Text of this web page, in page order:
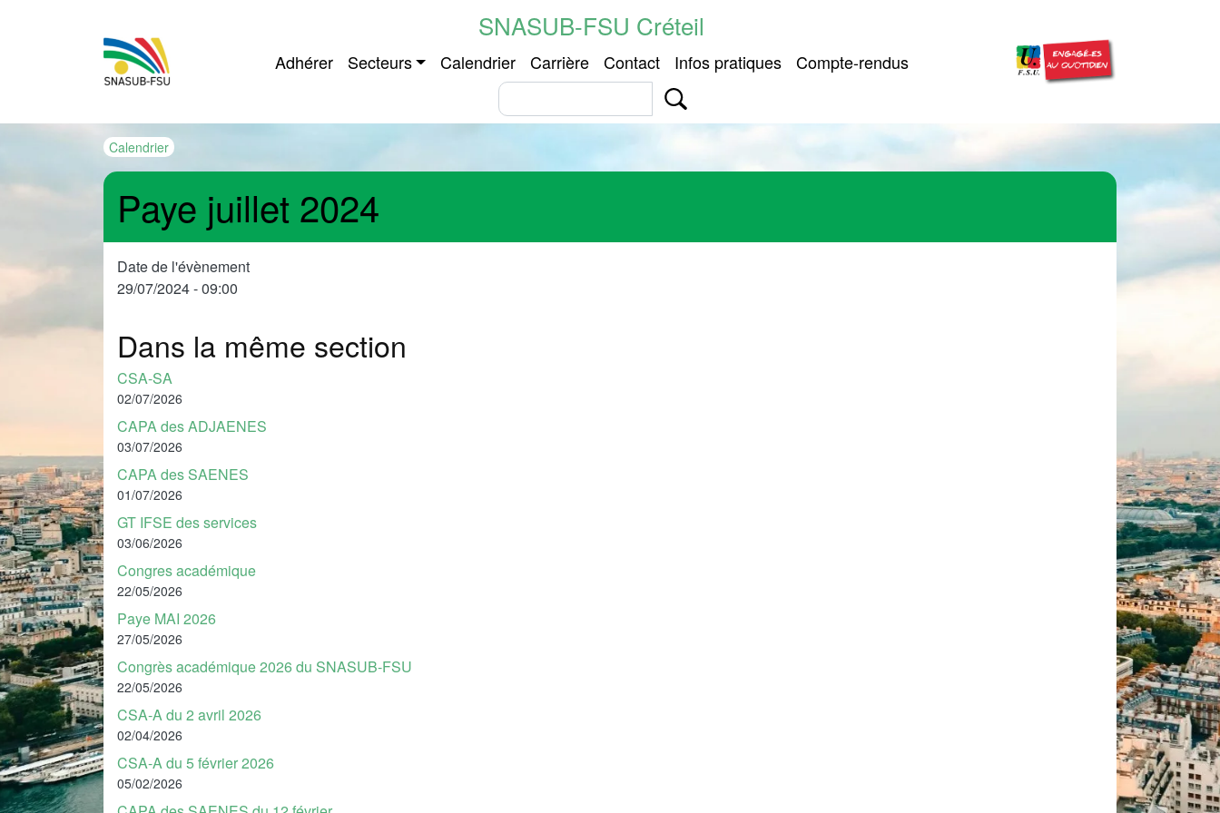
Aller au contenu principal
SNASUB-FSU Créteil
Navigation principale
Adhérer Secteurs Calendrier Carrière Contact Infos pratiques Compte-rendus
Calendrier
Paye juillet 2024
Date de l'évènement
29/07/2024 - 09:00
Dans la même section
CSA-SA
02/07/2026
CAPA des ADJAENES
03/07/2026
CAPA des SAENES
01/07/2026
GT IFSE des services
03/06/2026
Congres académique
22/05/2026
Paye MAI 2026
27/05/2026
Congrès académique 2026 du SNASUB-FSU
22/05/2026
CSA-A du 2 avril 2026
02/04/2026
CSA-A du 5 février 2026
05/02/2026